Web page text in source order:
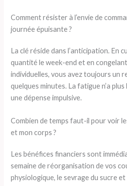
Comment résister à l’envie de
journée épuisante ?
La clé réside dans l’anticipation. En
quantité le week-end et en
individuelles, vous avez toujours un
quelques minutes. La fatigue n’a
une dépense impulsive.
Combien de temps faut-il pour voir
et mon corps ?
Les bénéfices financiers sont
semaine de réorganisation de vos
physiologique, le sevrage du sucre